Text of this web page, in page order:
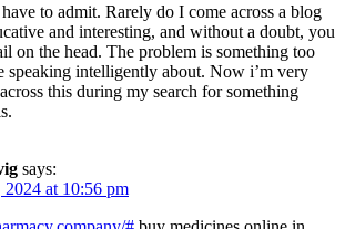
to admit. Rarely do I come across a blog
and interesting, and without a doubt, you
on the head. The problem is something too
speaking intelligently about. Now i’m very
this during my search for something
says:
2024 at 10:56 pm